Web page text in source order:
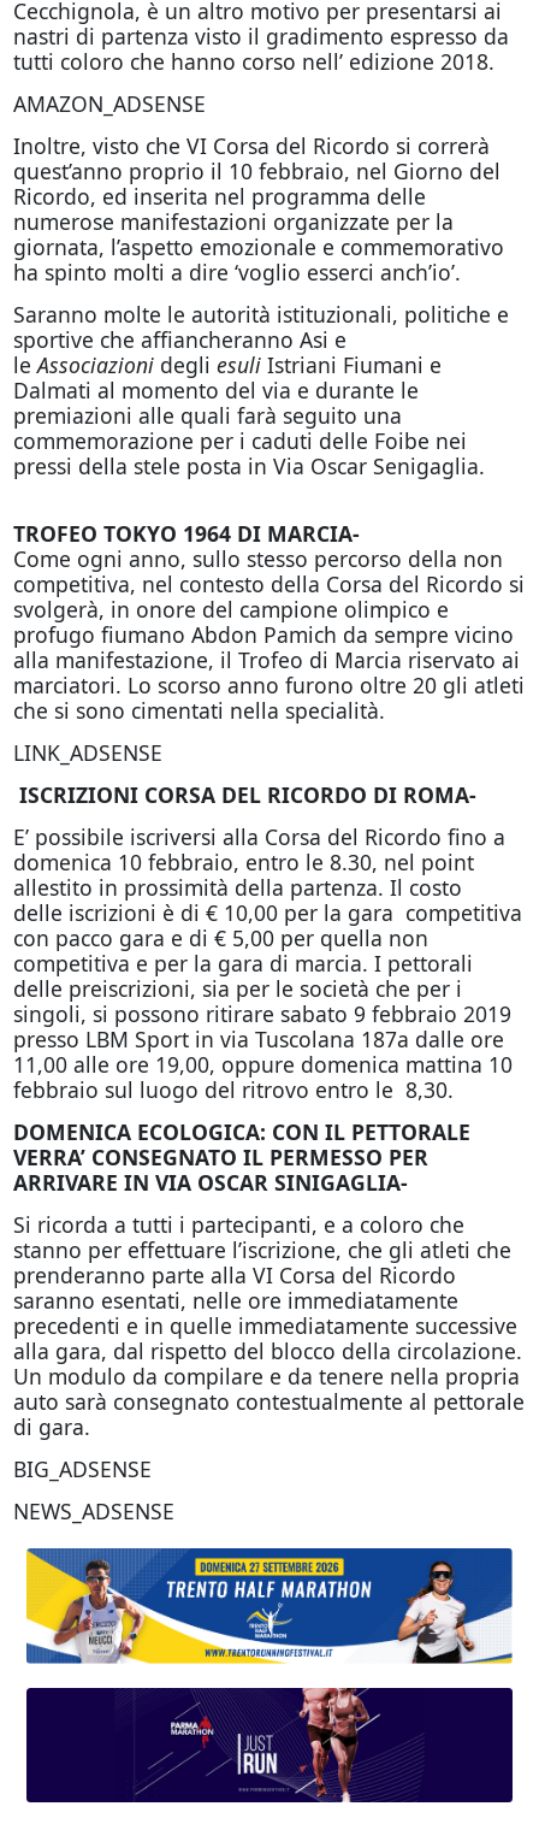
Cecchignola, è un altro motivo per presentarsi ai
nastri di partenza visto il gradimento espresso da
tutti coloro che hanno corso nell’ edizione 2018.
AMAZON_ADSENSE
Inoltre, visto che VI Corsa del Ricordo si correrà
quest’anno proprio il 10 febbraio, nel Giorno del
Ricordo, ed inserita nel programma delle
numerose manifestazioni organizzate per la
giornata, l’aspetto emozionale e commemorativo
ha spinto molti a dire ‘voglio esserci anch’io’.
Saranno molte le autorità istituzionali, politiche e
sportive che affiancheranno Asi e
leAssociazionidegli esuliIstriani Fiumani e
Dalmati al momento del via e durante le
premiazioni alle quali farà seguito una
commemorazione per i caduti delle Foibe nei
pressi della stele posta in Via Oscar Senigaglia.
TROFEO TOKYO 1964 DI MARCIA-
Come ogni anno, sullo stesso percorso della non
competitiva, nel contesto della Corsa del Ricordo si
svolgerà, in onore del campione olimpico e
profugo fiumano Abdon Pamich da sempre vicino
alla manifestazione, il Trofeo di Marcia riservato ai
marciatori. Lo scorso anno furono oltre 20 gli atleti
che si sono cimentati nella specialità.
LINK_ADSENSE
ISCRIZIONI CORSA DEL RICORDO DI ROMA-
E’ possibile iscriversi alla Corsa del Ricordo fino a
domenica 10 febbraio, entro le 8.30, nel point
allestito in prossimità della partenza. Il costo
delle iscrizioni è di € 10,00 per la gara competitiva
con pacco gara e di € 5,00 per quella non
competitiva e per la gara di marcia. I pettorali
delle preiscrizioni, sia per le società che per i
singoli, si possono ritirare sabato 9 febbraio 2019
presso LBM Sport in via Tuscolana 187a dalle ore
11,00 alle ore 19,00, oppure domenica mattina 10
febbraio sul luogo del ritrovo entro le 8,30.
DOMENICA ECOLOGICA: CON IL PETTORALE
VERRA’ CONSEGNATO IL PERMESSO PER
ARRIVARE IN VIA OSCAR SINIGAGLIA-
Si ricorda a tutti i partecipanti, e a coloro che
stanno per effettuare l’iscrizione, che gli atleti che
prenderanno parte alla VI Corsa del Ricordo
saranno esentati, nelle ore immediatamente
precedenti e in quelle immediatamente successive
alla gara, dal rispetto del blocco della circolazione.
Un modulo da compilare e da tenere nella propria
auto sarà consegnato contestualmente al pettorale
di gara.
BIG_ADSENSE
NEWS_ADSENSE